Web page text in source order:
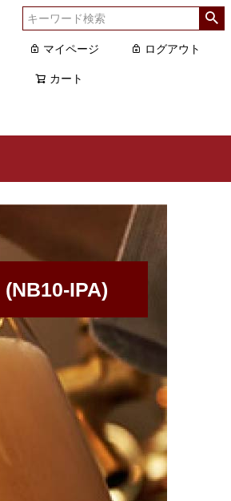
マイページ ログアウト
カート
IPA)